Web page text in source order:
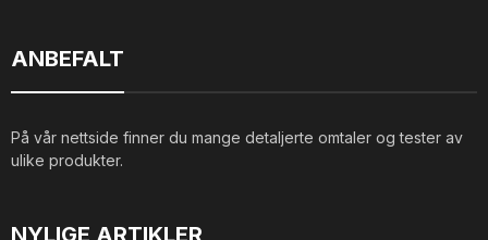
ANBEFALT
På vår nettside finner du mange detaljerte omtaler og tester av
ulike produkter.
NYLIGE ARTIKLER